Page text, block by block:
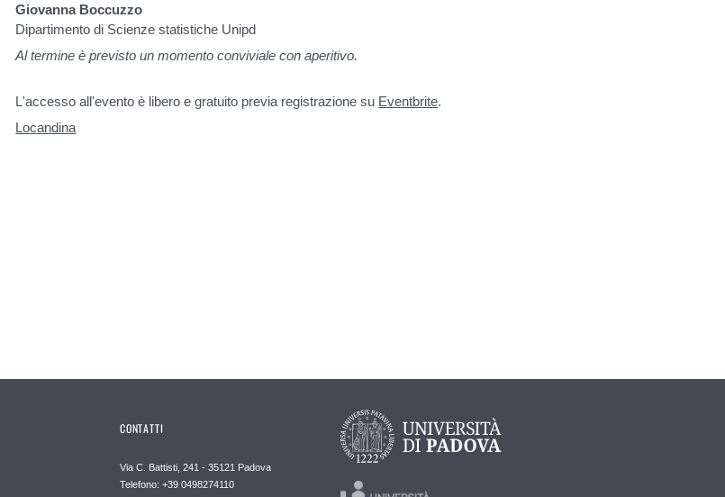
Giovanna Boccuzzo
Dipartimento di Scienze statistiche Unipd
Al termine è previsto un momento conviviale con aperitivo.
L'accesso all'evento è libero e gratuito previa registrazione su Eventbrite.
Locandina
CONTATTI
Via C. Battisti, 241 - 35121 Padova
Telefono: +39 0498274110